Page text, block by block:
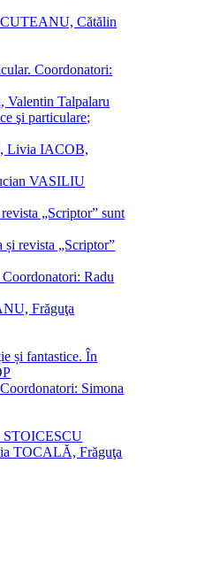
Cătălin
Coordonatori:
Valentin Talpalaru
şi particulare;
Livia IACOB,
VASILIU
„Scriptor” sunt
revista „Scriptor”
Radu
Frăguţa
și fantastice. În
Simona
STOICESCU
TOCALĂ, Frăguţa